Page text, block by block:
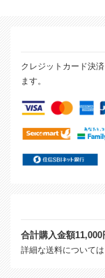
クレジットカード決
ます。
合計購入金額
詳細な送料については